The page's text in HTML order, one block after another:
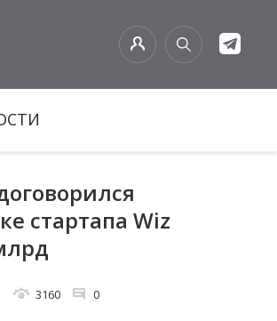
стартапа Wiz
3160 0